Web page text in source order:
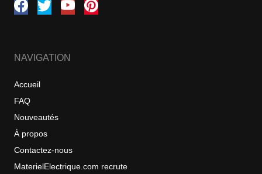
NAVIGATION
Accueil
FAQ
Nouveautés
À propos
Contactez-nous
MaterielElectrique.com recrute